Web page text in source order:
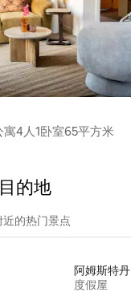
寓4人1卧室65平方米
的地
近的热门景点
阿姆斯特丹
度假屋